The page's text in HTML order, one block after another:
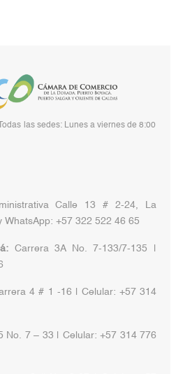
las sedes: Lunes a viernes de 8:00
Calle 13 # 2-24, La
+57 322 522 46 65
Carrera 3A No. 7-133/7-135 |
4 # 1 -16 | Celular: +57 314
No. 7 – 33 | Celular: +57 314 776